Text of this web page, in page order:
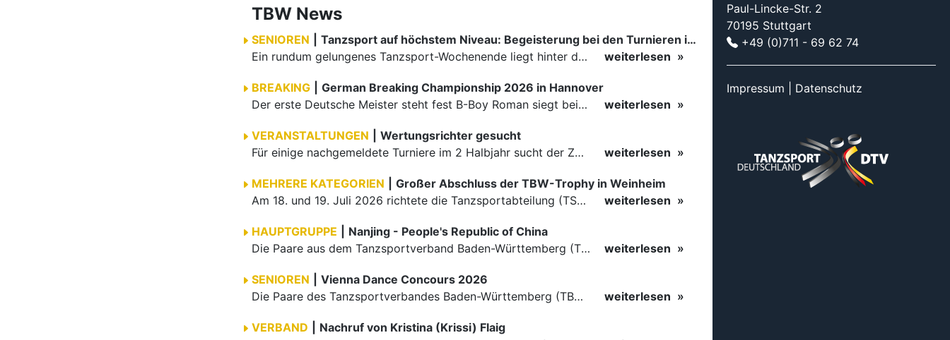
TBW News
SENIOREN
Tanzsport auf höchstem Niveau: Begeisterung bei den Turnieren in…
Ein rundum gelungenes Tanzsport-Wochenende liegt hinter den Paaren und Organisatoren in Enzklösterle. Am 1. und 2. August 2026 verwandelte sich die Festhalle wieder in einen lebendigen Mittelpunkt des…
weiterlesen
BREAKING
German Breaking Championship 2026 in Hannover
Der erste Deutsche Meister steht fest B-Boy Roman siegt bei den Juniors
weiterlesen
VERANSTALTUNGEN
Wertungsrichter gesucht
Für einige nachgemeldete Turniere im 2 Halbjahr sucht der ZWE noch Wertungsrichter.
weiterlesen
MEHRERE KATEGORIEN
Großer Abschluss der TBW-Trophy in Weinheim
Am 18. und 19. Juli 2026 richtete die Tanzsportabteilung (TSA) der TSG 1862 Weinheim das Abschlussturnier der diesjährigen TBW-Trophy-Serie aus. Zum traditionellen Saisonfinale kamen rund 400 Starts über…
weiterlesen
HAUPTGRUPPE
Nanjing - People's Republic of China
Die Paare aus dem Tanzsportverband Baden-Württemberg (TBW) haben beim hochklassig besetzten WDSF GrandSlam im chinesischen Nanjing wieder einmal auf internationalem Top-Niveau geglänzt. Das…
weiterlesen
SENIOREN
Vienna Dance Concours 2026
Die Paare des Tanzsportverbandes Baden-Württemberg (TBW) glänzten auf dem internationalen Parkett des Vienna Dance Concourse 2026 im Wiener Rathaus mit hervorragenden Platzierungen Ergebnisse unter: …
weiterlesen
VERBAND
Nachruf von Kristina (Krissi) Flaig
Paul-Lincke-Str. 2
70195 Stuttgart
+49 (0)711 - 69 62 74
Impressum Datenschutz